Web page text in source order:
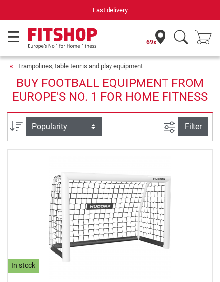
Fast delivery
69x
Trampolines, table tennis and play equipment
BUY FOOTBALL EQUIPMENT FROM
EUROPE'S NO. 1 FOR HOME FITNESS
Sort filter view
Filter
In stock